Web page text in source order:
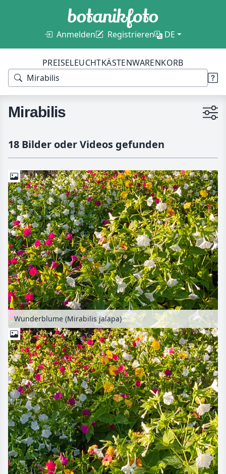
Anmelden Registrieren DE
PREISELEUCHTKÄSTENWARENKORB
Mirabilis
18 Bilder oder Videos gefunden
Wunderblume (Mirabilis jalapa)